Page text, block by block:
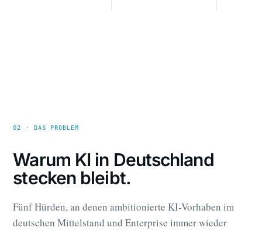
02 · DAS PROBLEM
Warum KI in Deutschland
stecken bleibt.
Fünf Hürden, an denen ambitionierte KI-Vorhaben im
deutschen Mittelstand und Enterprise immer wieder